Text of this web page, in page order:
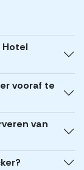
Hotel
vooraf te
van